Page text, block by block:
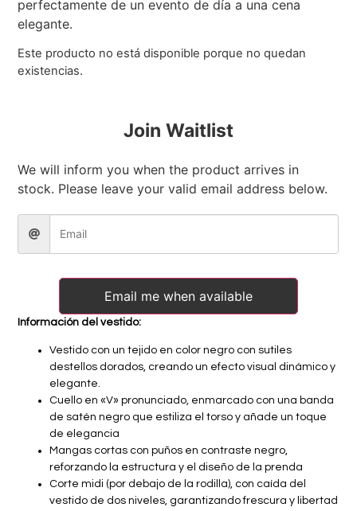
perfectamente de un evento de día a una cena
elegante.
Este producto no está disponible porque no quedan
existencias.
Join Waitlist
We will inform you when the product arrives in
stock. Please leave your valid email address below.
Email me when available
Información del vestido:
Vestido con un tejido en color negro con sutiles
destellos dorados, creando un efecto visual dinámico y
elegante.
Cuello en «V» pronunciado, enmarcado con una banda
de satén negro que estiliza el torso y añade un toque
de elegancia
Mangas cortas con puños en contraste negro,
reforzando la estructura y el diseño de la prenda
Corte midi (por debajo de la rodilla), con caída del
vestido de dos niveles, garantizando frescura y libertad